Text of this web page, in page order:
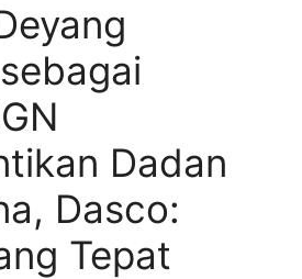
Dadan
Dasco:
Tepat